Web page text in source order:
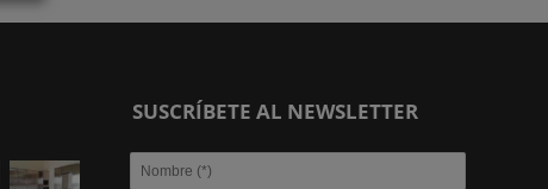
SUSCRÍBETE AL NEWSLETTER